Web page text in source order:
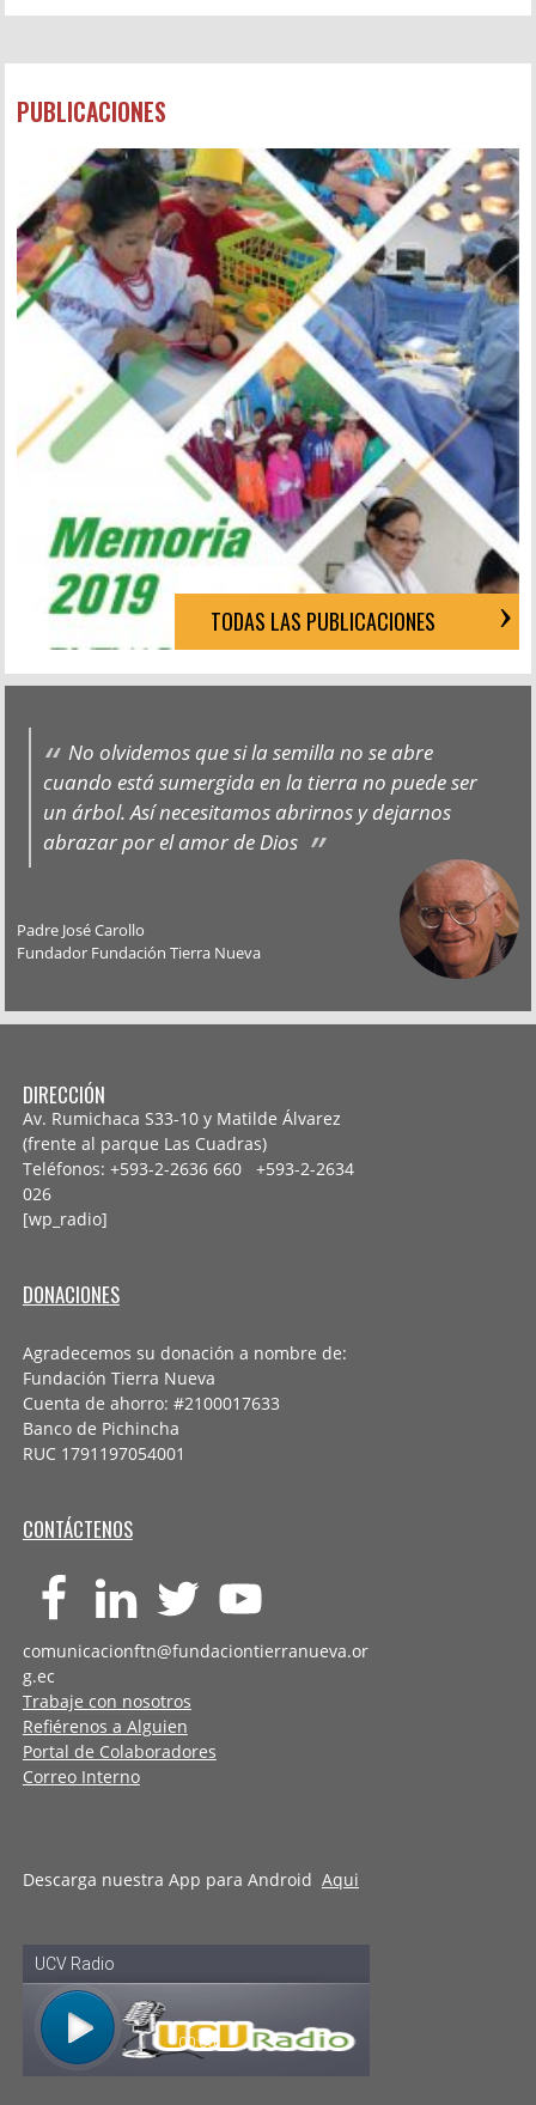
PUBLICACIONES
TODAS LAS PUBLICACIONES
No olvidemos que si la semilla no se abre
cuando está sumergida en la tierra no puede ser
un árbol. Así necesitamos abrirnos y dejarnos
abrazar por el amor de Dios
Padre José Carollo
Fundador Fundación Tierra Nueva
DIRECCIÓN
Av. Rumichaca S33-10 y Matilde Álvarez
(frente al parque Las Cuadras)
Teléfonos: +593-2-2636 660 +593-2-2634
026
[wp_radio]
DONACIONES
Agradecemos su donación a nombre de:
Fundación Tierra Nueva
Cuenta de ahorro: #2100017633
Banco de Pichincha
RUC 1791197054001
CONTÁCTENOS
comunicacionftn@fundaciontierranueva.or
g.ec
Trabaje con nosotros
Refiérenos a Alguien
Portal de Colaboradores
Correo Interno
Descarga nuestra App para Android Aqui